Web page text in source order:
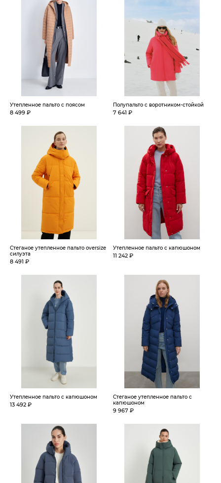
Утепленное пальто с поясом
8 499 ₽
Полупальто с воротником-стойкой
7 641 ₽
Стеганое утепленное пальто oversize
силуэта
8 491 ₽
Утепленное пальто с капюшоном
11 242 ₽
Утепленное пальто с капюшоном
13 492 ₽
Стеганое утепленное пальто с
капюшоном
9 967 ₽